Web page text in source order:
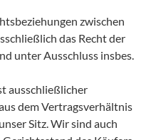
zwischen
das Recht der
unter Ausschluss insbes.
ausschließlicher
dem Vertragsverhältnis
Sitz. Wir sind auch